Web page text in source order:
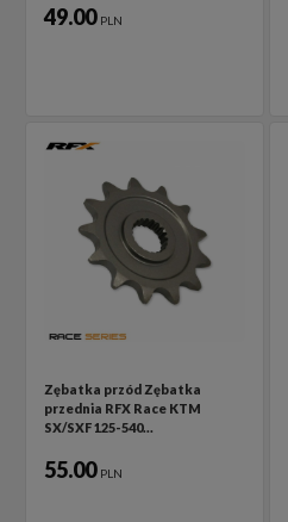
49.00 PLN
Zębatka przód Zębatka
przednia RFX Race KTM
SX/SXF 125-540…
55.00 PLN